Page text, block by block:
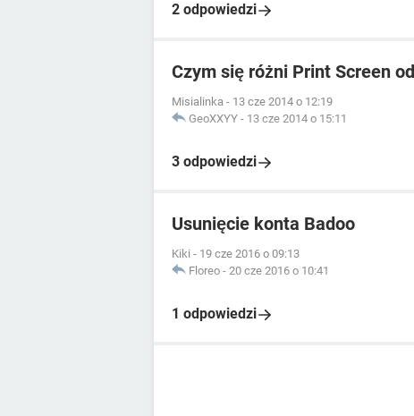
2 odpowiedzi
Czym się różni Print Screen
Misialinka - 13 cze 2014 o 12:19
GeoXXYY - 13 cze 2014 o 15:11
3 odpowiedzi
Usunięcie konta Badoo
Kiki - 19 cze 2016 o 09:13
Floreo - 20 cze 2016 o 10:41
1 odpowiedzi